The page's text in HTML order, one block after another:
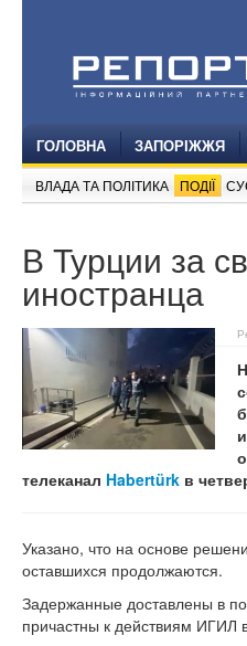
ГОЛОВНА ЗАПОРІЖЖЯ
ВЛАДА ТА ПОЛІТИКА ПОДІЇ
В Турции за
иностранца
телеканал Habertürk в
Указано, что на основе
оставшихся продолжаются.
Задержанные доставлены в
причастны к действиям ИГИЛ